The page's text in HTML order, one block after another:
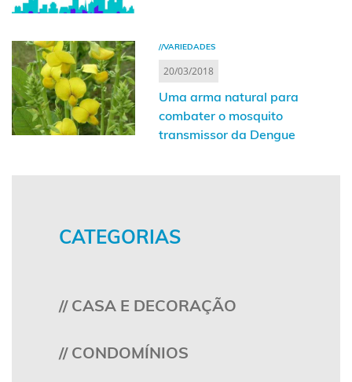
//VARIEDADES
20/03/2018
Uma arma natural para
combater o mosquito
transmissor da Dengue
CATEGORIAS
// CASA E DECORAÇÃO
// CONDOMÍNIOS